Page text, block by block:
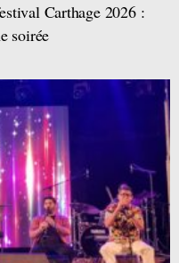
Carthage 2026 :
soirée